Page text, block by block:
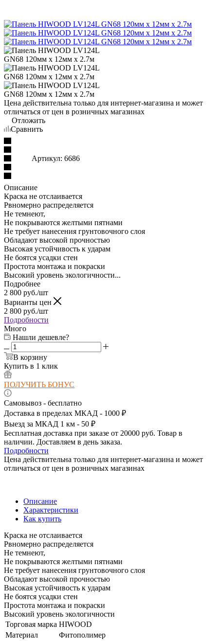
Цена действительна только для интернет-магазина и может
отличаться от цен в розничных магазинах
Отложить
Сравнить
Артикул: 6686
Описание
Краска не отслаивается
Рвномерно распределяется
Не темнеют,
Не покрываются желтыми пятнами
Не требует нанесения грунтовочного слоя
Обладают высокой прочностью
Высокая устойчивость к ударам
Не боятся усадки стен
Простота монтажа и покраски
Высокий уровень экологичности...
Подробнее
2 800 руб./шт
Варианты цен
2 800 руб./шт
Подробности
Много
Нашли дешевле?
В корзину
Купить в 1 клик
ПОЛУЧИТЬ БОНУС
Самовывоз - бесплатно
Доставка в пределах МКАД - 1000 ₽
Выезд за МКАД 1 км - 50 ₽
Бесплатная доставка при заказе от 20000 руб. Товар в
наличии. Доставляем в день заказа.
Подробности
Цена действительна только для интернет-магазина и может
отличаться от цен в розничных магазинах
Описание
Характеристики
Как купить
Краска не отслаивается
Рвномерно распределяется
Не темнеют,
Не покрываются желтыми пятнами
Не требует нанесения грунтовочного слоя
Обладают высокой прочностью
Высокая устойчивость к ударам
Не боятся усадки стен
Простота монтажа и покраски
Высокий уровень экологичности
Торговая марка HIWOOD
Материал
Фитополимер